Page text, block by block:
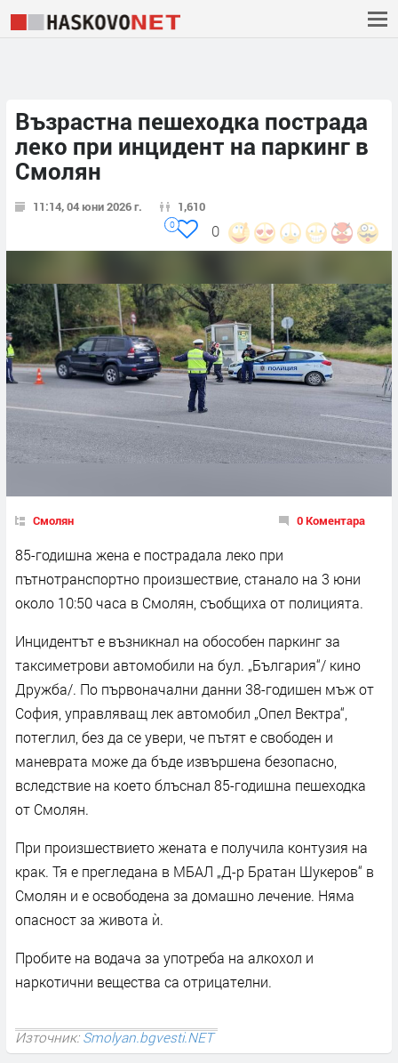
Възрастна пешеходка пострада
леко при инцидент на паркинг в
Смолян
11:14, 04 юни 2026 г. 1,610
0
0
Смолян 0 Коментара
85-годишна жена е пострадала леко при
пътнотранспортно произшествие, станало на 3 юни
около 10:50 часа в Смолян, съобщиха от полицията.
Инцидентът е възникнал на обособен паркинг за
таксиметрови автомобили на бул. „България“/ кино
Дружба/. По първоначални данни 38-годишен мъж от
София, управляващ лек автомобил „Опел Вектра“,
потеглил, без да се увери, че пътят е свободен и
маневрата може да бъде извършена безопасно,
вследствие на което блъснал 85-годишна пешеходка
от Смолян.
При произшествието жената е получила контузия на
крак. Тя е прегледана в МБАЛ „Д-р Братан Шукеров“ в
Смолян и е освободена за домашно лечение. Няма
опасност за живота ѝ.
Пробите на водача за употреба на алкохол и
наркотични вещества са отрицателни.
Източник:Smolyan.bgvesti.NET